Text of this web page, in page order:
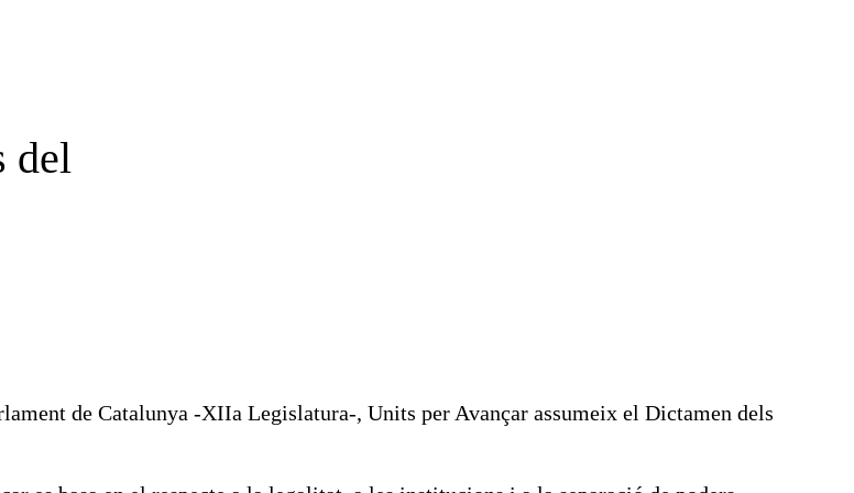
del
de Catalunya -XIIa Legislatura-, Units per Avançar assumeix el Dictamen dels